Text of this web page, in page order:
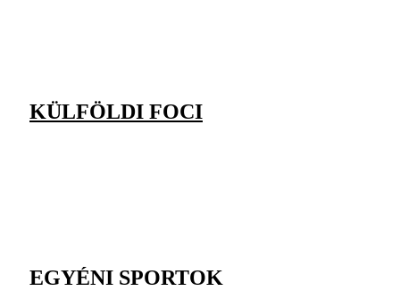
KÜLFÖLDI FOCI
EGYÉNI SPORTOK